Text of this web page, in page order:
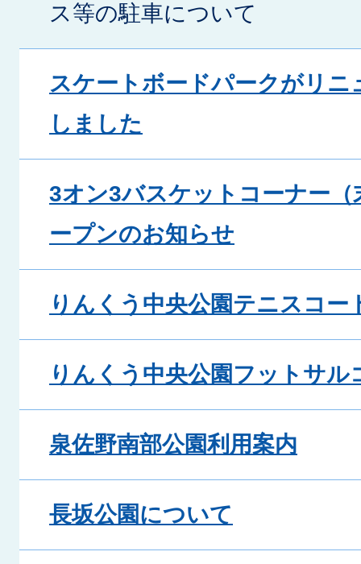
ス等の駐車について
スケートボードパークがリニ
しました
3オン3バスケットコーナー（
ープンのお知らせ
りんくう中央公園テニスコー
りんくう中央公園フットサル
泉佐野南部公園利用案内
長坂公園について